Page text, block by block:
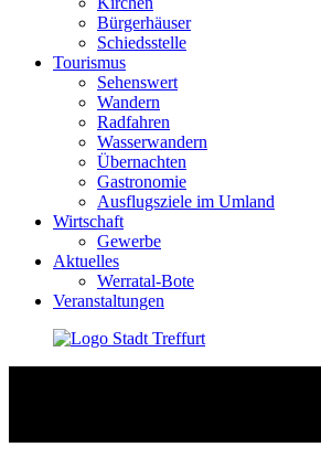
Bürgerhäuser
Schiedsstelle
Tourismus
Sehenswert
Wandern
Radfahren
Wasserwandern
Übernachten
Gastronomie
Ausflugsziele im Umland
Wirtschaft
Gewerbe
Aktuelles
Werratal-Bote
Veranstaltungen